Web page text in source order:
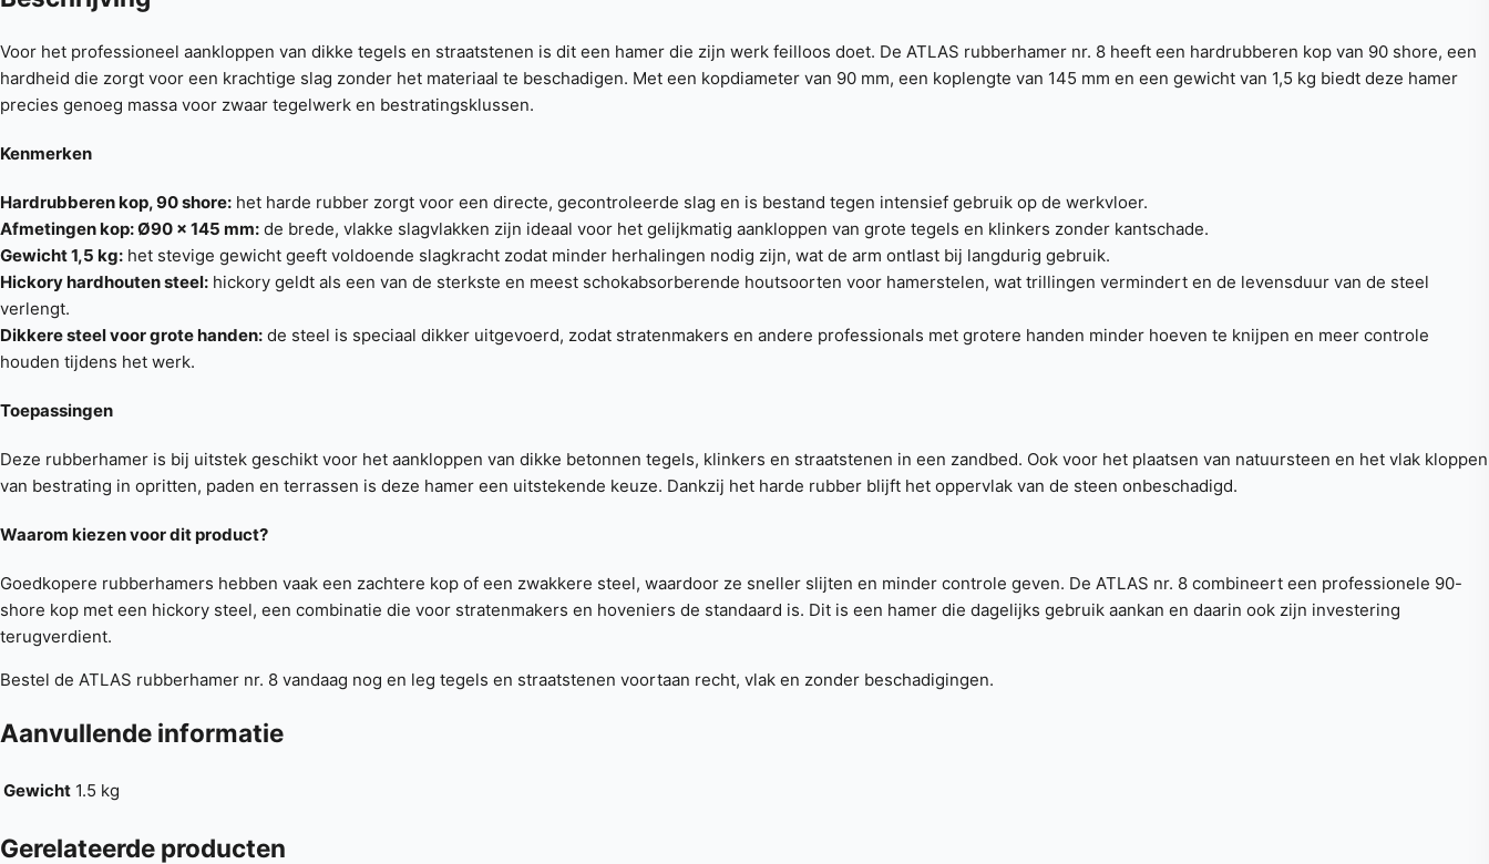
Voor het professioneel aankloppen van dikke tegels en straatstenen is dit een hamer die zijn werk feilloos doet. De ATLAS rubberhamer nr. 8 heeft een hardrubberen kop van 90 shore, een
hardheid die zorgt voor een krachtige slag zonder het materiaal te beschadigen. Met een kopdiameter van 90 mm, een koplengte van 145 mm en een gewicht van 1,5 kg biedt deze hamer
precies genoeg massa voor zwaar tegelwerk en bestratingsklussen.
Kenmerken
Hardrubberen kop, 90 shore: het harde rubber zorgt voor een directe, gecontroleerde slag en is bestand tegen intensief gebruik op de werkvloer.
Afmetingen kop: Ø90 x 145 mm: de brede, vlakke slagvlakken zijn ideaal voor het gelijkmatig aankloppen van grote tegels en klinkers zonder kantschade.
Gewicht 1,5 kg: het stevige gewicht geeft voldoende slagkracht zodat minder herhalingen nodig zijn, wat de arm ontlast bij langdurig gebruik.
Hickory hardhouten steel: hickory geldt als een van de sterkste en meest schokabsorberende houtsoorten voor hamerstelen, wat trillingen vermindert en de levensduur van de steel
verlengt.
Dikkere steel voor grote handen: de steel is speciaal dikker uitgevoerd, zodat stratenmakers en andere professionals met grotere handen minder hoeven te knijpen en meer controle
houden tijdens het werk.
Toepassingen
Deze rubberhamer is bij uitstek geschikt voor het aankloppen van dikke betonnen tegels, klinkers en straatstenen in een zandbed. Ook voor het plaatsen van natuursteen en het vlak kloppen
van bestrating in opritten, paden en terrassen is deze hamer een uitstekende keuze. Dankzij het harde rubber blijft het oppervlak van de steen onbeschadigd.
Waarom kiezen voor dit product?
Goedkopere rubberhamers hebben vaak een zachtere kop of een zwakkere steel, waardoor ze sneller slijten en minder controle geven. De ATLAS nr. 8 combineert een professionele 90-
shore kop met een hickory steel, een combinatie die voor stratenmakers en hoveniers de standaard is. Dit is een hamer die dagelijks gebruik aankan en daarin ook zijn investering
terugverdient.
Bestel de ATLAS rubberhamer nr. 8 vandaag nog en leg tegels en straatstenen voortaan recht, vlak en zonder beschadigingen.
Aanvullende informatie
Gewicht 1.5 kg
Gerelateerde producten